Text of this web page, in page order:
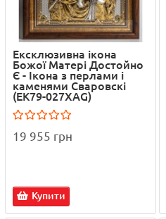
Ексклюзивна ікона
Божої Матері Достойно
Є - Ікона з перлами і
каменями Сваровскі
(EK79-027XAG)
19 955 грн
Купити